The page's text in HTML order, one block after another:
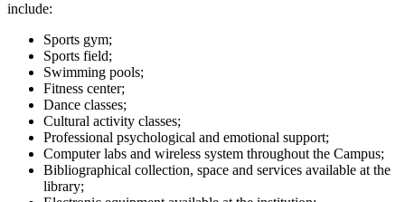
include:
Sports gym;
Sports field;
Swimming pools;
Fitness center;
Dance classes;
Cultural activity classes;
Professional psychological and emotional support;
Computer labs and wireless system throughout the Campus;
Bibliographical collection, space and services available at the
library;